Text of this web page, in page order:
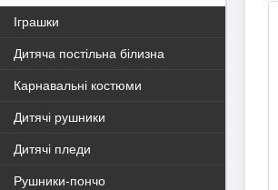
Іграшки
Дитяча постільна білизна
Карнавальні костюми
Дитячі рушники
Дитячі пледи
Рушники-пончо